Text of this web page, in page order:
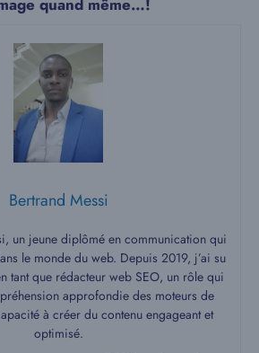
quand même…!
Bertrand Messi
un jeune diplômé en communication qui
le monde du web. Depuis 2019, j’ai su
tant que rédacteur web SEO, un rôle qui
approfondie des moteurs de
à créer du contenu engageant et
optimisé.